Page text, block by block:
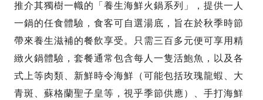
推介其獨樹一幟的「養生海鮮火鍋系列」，提供一人
一鍋的任食體驗，食客可自選湯底，旨在於秋季時節
帶來養生滋補的餐飲享受。只需三百多元便可享用精
緻火鍋體驗，套餐通常包含每人一隻活鮑魚，以及各
式上等肉類、新鮮時令海鮮（可能包括玫瑰龍蝦、大
青斑、蘇格蘭聖子皇等，視乎季節供應）、手打海鮮